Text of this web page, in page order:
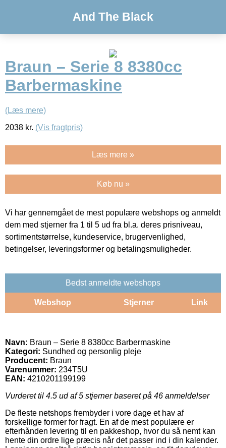
And The Black
Braun – Serie 8 8380cc
Barbermaskine
(Læs mere)
2038 kr. (Vis fragtpris)
Læs mere »
Køb nu »
Vi har gennemgået de mest populære webshops og anmeldt
dem med stjerner fra 1 til 5 ud fra bl.a. deres prisniveau,
sortimentstørrelse, kundeservice, brugervenlighed,
betingelser, leveringsformer og betalingsmuligheder.
Bedst anmeldte webshops
Webshop Stjerner Link
Navn: Braun – Serie 8 8380cc Barbermaskine
Kategori: Sundhed og personlig pleje
Producent: Braun
Varenummer: 234T5U
EAN: 4210201199199
Vurderet til 4.5 ud af 5 stjerner baseret på 46 anmeldelser
De fleste netshops frembyder i vore dage et hav af
forskellige former for fragt. En af de mest populære er
efterhånden levering til en pakkeshop, hvor du så nemt kan
hente din ordre lige præcis når det passer ind i din kalender.